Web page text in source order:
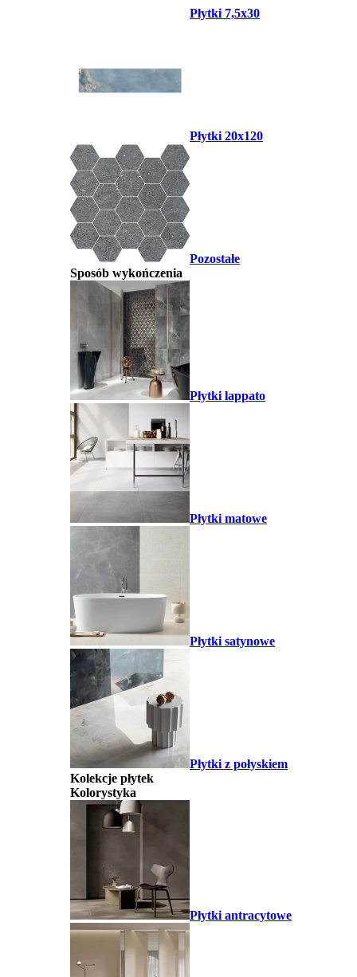
Płytki 7,5x30
Płytki 20x120
Pozostałe
Sposób wykończenia
Płytki lappato
Płytki matowe
Płytki satynowe
Płytki z połyskiem
Kolekcje płytek
Kolorystyka
Płytki antracytowe